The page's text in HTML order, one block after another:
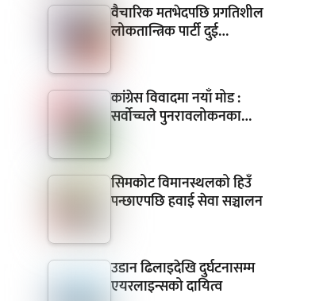
वैचारिक मतभेदपछि प्रगतिशील
लोकतान्त्रिक पार्टी दुई…
कांग्रेस विवादमा नयाँ मोड :
सर्वोच्चले पुनरावलोकनका…
सिमकोट विमानस्थलको हिउँ
पन्छाएपछि हवाई सेवा सञ्चालन
उडान ढिलाइदेखि दुर्घटनासम्म
एयरलाइन्सको दायित्व